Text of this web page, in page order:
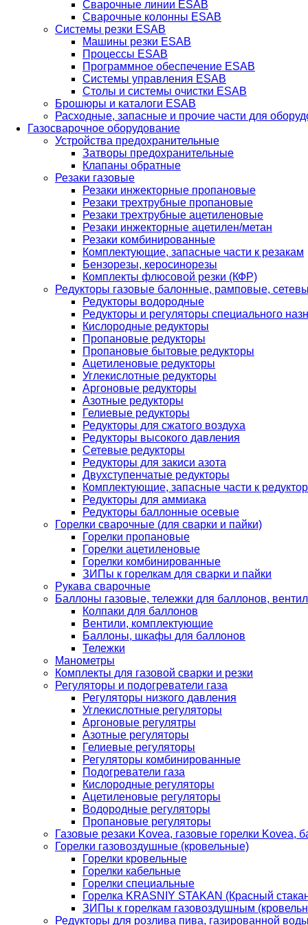
Сварочные линии ESAB
Сварочные колонны ESAB
Системы резки ESAB
Машины резки ESAB
Процессы ESAB
Программное обеспечение ESAB
Системы управления ESAB
Столы и системы очистки ESAB
Брошюры и каталоги ESAB
Расходные, запасные и прочие части для
Газосварочное оборудование
Устройства предохранительные
Затворы предохранительные
Клапаны обратные
Резаки газовые
Резаки инжекторные пропановые
Резаки трехтрубные пропановые
Резаки трехтрубные ацетиленовые
Резаки инжекторные ацетилен/метан
Резаки комбинированные
Комплектующие, запасные части к резакам
Бензорезы, керосинорезы
Комплекты флюсовой резки (КФР)
Редукторы газовые балонные, рамповые,
Редукторы водородные
Редукторы и регуляторы специального
Кислородные редукторы
Пропановые редукторы
Пропановые бытовые редукторы
Ацетиленовые редукторы
Углекислотные редукторы
Аргоновые редукторы
Азотные редукторы
Гелиевые редукторы
Редукторы для сжатого воздуха
Редукторы высокого давления
Сетевые редукторы
Редукторы для закиси азота
Двухступенчатые редукторы
Комплектующие, запасные части к
Редукторы для аммиака
Редукторы баллонные осевые
Горелки сварочные (для сварки и пайки)
Горелки пропановые
Горелки ацетиленовые
Горелки комбинированные
ЗИПы к горелкам для сварки и пайки
Рукава сварочные
Баллоны газовые, тележки для баллонов,
Колпаки для баллонов
Вентили, комплектующие
Баллоны, шкафы для баллонов
Тележки
Манометры
Комплекты для газовой сварки и резки
Регуляторы и подогреватели газа
Регуляторы низкого давления
Углекислотные регуляторы
Аргоновые регулятры
Азотные регуляторы
Гелиевые регуляторы
Регуляторы комбинированные
Подогреватели газа
Кислородные регуляторы
Ацетиленовые регуляторы
Водородные регуляторы
Пропановые регуляторы
Газовые резаки Kovea, газовые горелки Kovea,
Горелки газовоздушные (кровельные)
Горелки кровельные
Горелки кабельные
Горелки специальные
Горелка KRASNIY STAKAN (Красный
ЗИПы к горелкам газовоздушным
Редукторы для розлива пива, газированной